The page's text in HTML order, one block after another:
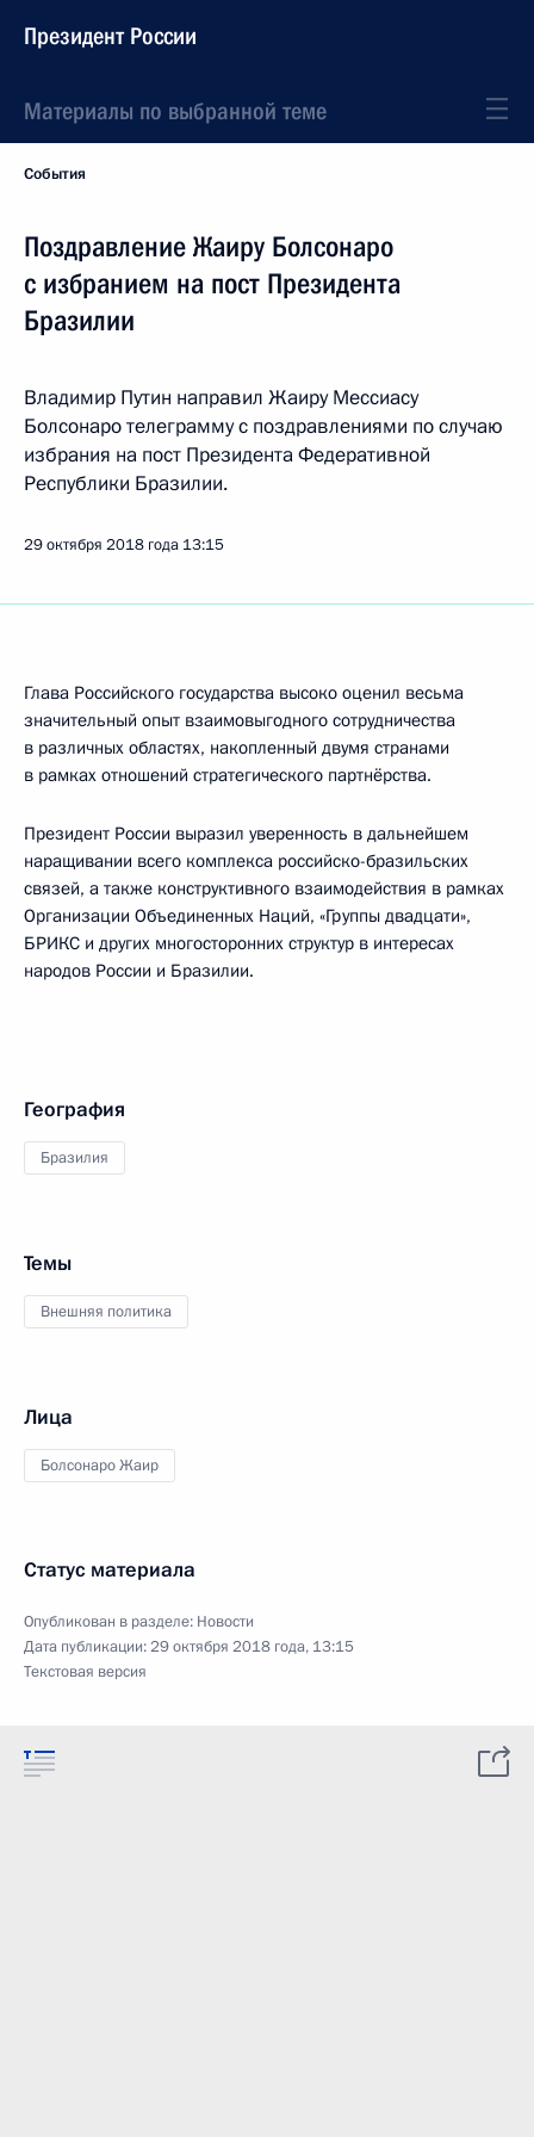
Президент России
Материалы по выбранной теме
События
Поздравление Жаиру Болсонаро
с избранием на пост Президента
Бразилии
Владимир Путин направил Жаиру Мессиасу
Болсонаро телеграмму с поздравлениями по случаю
избрания на пост Президента Федеративной
Республики Бразилии.
29 октября 2018 года 13:15
Глава Российского государства высоко оценил весьма
значительный опыт взаимовыгодного сотрудничества
в различных областях, накопленный двумя странами
в рамках отношений стратегического партнёрства.
Президент России выразил уверенность в дальнейшем
наращивании всего комплекса российско-бразильских
связей, а также конструктивного взаимодействия в рамках
Организации Объединенных Наций, «Группы двадцати»,
БРИКС и других многосторонних структур в интересах
народов России и Бразилии.
География
Бразилия
Темы
Внешняя политика
Лица
Болсонаро Жаир
Статус материала
Опубликован в разделе: Новости
Дата публикации:29 октября 2018 года, 13:15
Текстовая версия